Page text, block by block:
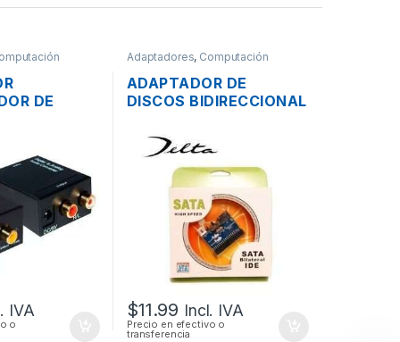
DE
IVA
o
Adaptadores, Computación
ADAPTADOR DE
DISCOS BIDIRECCIONAL
IDE O IDE – SATA
$11.99 Incl. IVA
Precio en efectivo o
transferencia